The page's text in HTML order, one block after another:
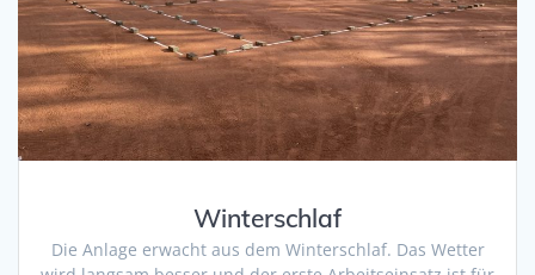
Winterschlaf
Die Anlage erwacht aus dem Winterschlaf. Das Wetter